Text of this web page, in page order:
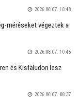
2026.08.07. 10:48
méréseket végeztek a
2026.08.07. 10:45
és Kisfaludon lesz
2026.08.07. 08:37